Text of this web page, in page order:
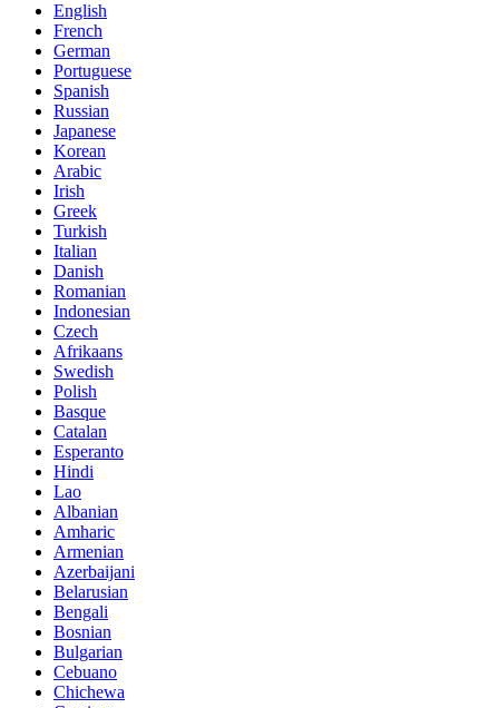
English
French
German
Portuguese
Spanish
Russian
Japanese
Korean
Arabic
Irish
Greek
Turkish
Italian
Danish
Romanian
Indonesian
Czech
Afrikaans
Swedish
Polish
Basque
Catalan
Esperanto
Hindi
Lao
Albanian
Amharic
Armenian
Azerbaijani
Belarusian
Bengali
Bosnian
Bulgarian
Cebuano
Chichewa